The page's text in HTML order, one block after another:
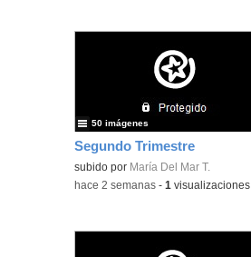
Segundo Trimestre
Contenido educativo.
subido por María Del Mar T.
50 imágenes
-hace 2 semanas -1 visualizaciones